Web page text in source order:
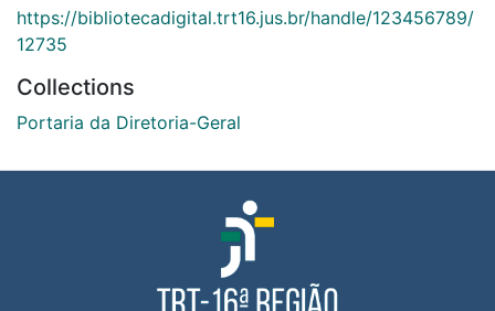
https://bibliotecadigital.trt16.jus.br/handle/123456789/
12735
Collections
Portaria da Diretoria-Geral